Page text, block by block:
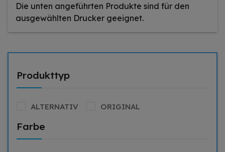
Die unten angeführten Produkte sind für den
ausgewählten Drucker geeignet.
Produkttyp
ALTERNATIV ORIGINAL
Farbe